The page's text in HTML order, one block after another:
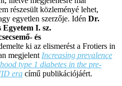
részesült közleményé lehet,
egyetlen szerzője. Idén Dr.
Egyetem I. sz.
és
ki az elismerést a Frotiers in
megjelent Increasing prevalence
type 1 diabetes in the pre-
era című publikációjáért.